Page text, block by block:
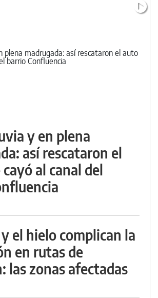
y en plena
así rescataron el
al canal del
el hielo complican la
en rutas de
las zonas afectadas